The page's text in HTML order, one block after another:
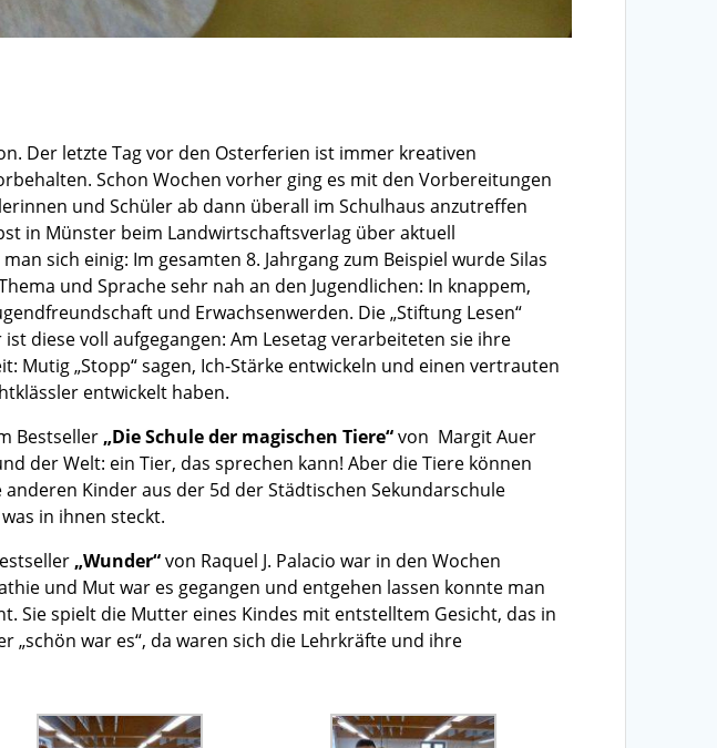
Der letzte Tag vor den Osterferien ist immer kreativen
Schon Wochen vorher ging es mit den Vorbereitungen
und Schüler ab dann überall im Schulhaus anzutreffen
in Münster beim Landwirtschaftsverlag über aktuell
sich einig: Im gesamten 8. Jahrgang zum Beispiel wurde Silas
und Sprache sehr nah an den Jugendlichen: In knappem,
und Erwachsenwerden. Die „Stiftung Lesen“
diese voll aufgegangen: Am Lesetag verarbeiteten sie ihre
„Stopp“ sagen, Ich-Stärke entwickeln und einen vertrauten
entwickelt haben.
Bestseller „Die Schule der magischen Tiere“von Margit Auer
der Welt: ein Tier, das sprechen kann! Aber die Tiere können
Kinder aus der 5d der Städtischen Sekundarschule
in ihnen steckt.
„Wunder“von Raquel J. Palacio war in den Wochen
und Mut war es gegangen und entgehen lassen konnte man
Sie spielt die Mutter eines Kindes mit entstelltem Gesicht, das in
„schön war es“, da waren sich die Lehrkräfte und ihre